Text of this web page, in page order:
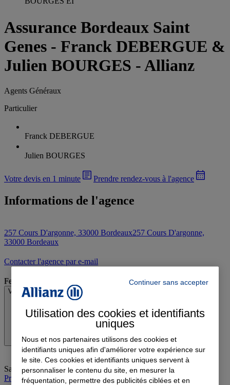
Assurance Bordeaux Saint
Genes - Franck DEBERGUE &
Julien BOURGES - Allianz
Agents Généraux
Particulier
Franck DEBERGUE
Julien BOURGES
Votre devis en 1 minute Prendre rendez-vous à l'agence
Informations de l'agence
257 Cours D'argonne, 33000 Bordeaux257 Cours D'argonne,
33000 Bordeaux
Contacter l'agence par e-mail
Fermé
Voir les horaires
Samedi: Fermé
Prendre rendez-vous à l'agence
Continuer sans accepter
Utilisation des cookies et identifiants
uniques
Nous et nos partenaires utilisons des cookies et
identifiants uniques afin d'améliorer votre expérience sur
le site. Ces cookies et identifiants uniques servent à
personnaliser le contenu du site, en mesurer la
fréquentation, permettre des publicités ciblées et en